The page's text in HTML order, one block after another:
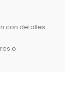
con detalles
o